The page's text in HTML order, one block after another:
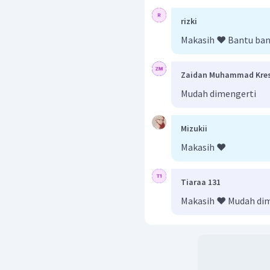
Pukul 07.30 jarum
adalah sebagai berikut.
Dengan demikian,
rizki
Makasih ❤️ Bantu
Zaidan Muhammad
Mudah dimengerti
Mizukii
Makasih ❤️
Tiaraa 131
Makasih ❤️ Mudah